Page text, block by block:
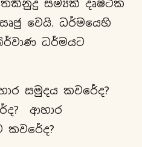
සම්‍යක් දෘෂ්ටික
වෙයි. ධර්මයෙහි
ධර්මයට
සමුදය කවරේද?
ආහාර
කවරේද?